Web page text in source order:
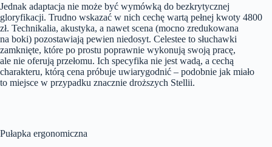
Jednak adaptacja nie może być wymówką do bezkrytycznej
gloryfikacji. Trudno wskazać w nich cechę wartą pełnej kwoty 4800
zł. Technikalia, akustyka, a nawet scena (mocno zredukowana
na boki) pozostawiają pewien niedosyt. Celestee to słuchawki
zamknięte, które po prostu poprawnie wykonują swoją pracę,
ale nie oferują przełomu. Ich specyfika nie jest wadą, a cechą
charakteru, którą cena próbuje uwiarygodnić – podobnie jak miało
to miejsce w przypadku znacznie droższych Stellii.
Pułapka ergonomiczna